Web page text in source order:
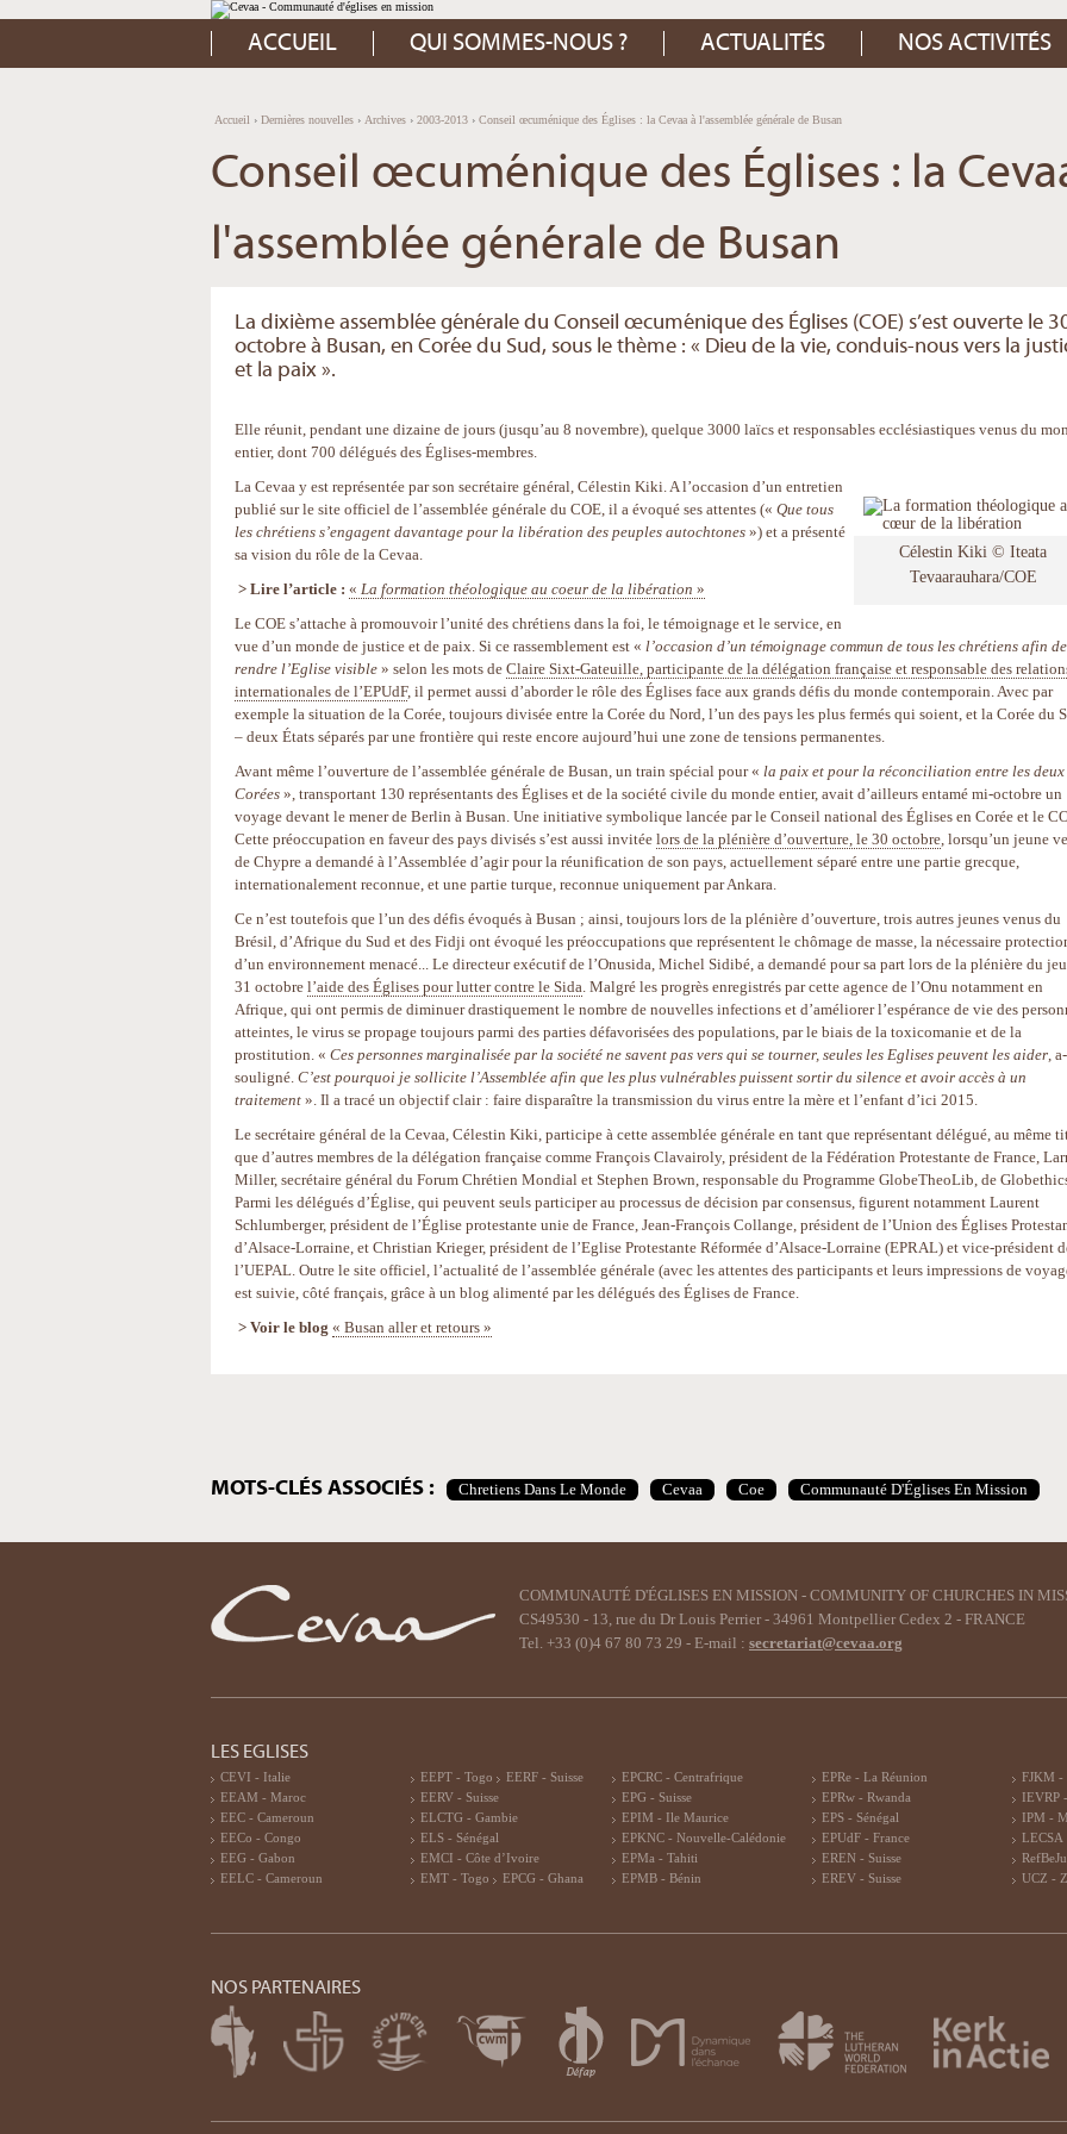
Aller
au
contenu.
Aller
à
Outils
personnels
ACCUEIL QUI SOMMES-NOUS ? ACTUALITÉS NOS ACTIVITÉS
Accueil › Dernières nouvelles › Archives › 2003-2013 › Conseil œcuménique des Églises : la Cevaa à l'assemblée générale de Busan
Conseil œcuménique des Églises : la
l'assemblée générale de Busan
La dixième assemblée générale du Conseil œcuménique des Églises (COE) s’est ouverte le
octobre à Busan, en Corée du Sud, sous le thème : « Dieu de la vie, conduis-nous vers la
et la paix ».
Elle réunit, pendant une dizaine de jours (jusqu’au 8 novembre), quelque 3000 laïcs et responsables ecclésiastiques venus du
entier, dont 700 délégués des Églises-membres.
Célestin Kiki © Iteata
Tevaarauhara/COE
La Cevaa y est représentée par son secrétaire général, Célestin Kiki. A l’occasion d’un entretien
publié sur le site officiel de l’assemblée générale du COE, il a évoqué ses attentes (« Que tous
les chrétiens s’engagent davantage pour la libération des peuples autochtones ») et a présenté
sa vision du rôle de la Cevaa.
> Lire l’article : « La formation théologique au coeur de la libération »
Le COE s’attache à promouvoir l’unité des chrétiens dans la foi, le témoignage et le service, en
vue d’un monde de justice et de paix. Si ce rassemblement est « l’occasion d’un témoignage commun de tous les chrétiens afin de
rendre l’Eglise visible » selon les mots de Claire Sixt-Gateuille, participante de la délégation française et responsable des
internationales de l’EPUdF, il permet aussi d’aborder le rôle des Églises face aux grands défis du monde contemporain. Avec par
exemple la situation de la Corée, toujours divisée entre la Corée du Nord, l’un des pays les plus fermés qui soient, et la Corée du
– deux États séparés par une frontière qui reste encore aujourd’hui une zone de tensions permanentes.
Avant même l’ouverture de l’assemblée générale de Busan, un train spécial pour « la paix et pour la réconciliation entre les deux
Corées », transportant 130 représentants des Églises et de la société civile du monde entier, avait d’ailleurs entamé mi-octobre un
voyage devant le mener de Berlin à Busan. Une initiative symbolique lancée par le Conseil national des Églises en Corée et le
Cette préoccupation en faveur des pays divisés s’est aussi invitée lors de la plénière d’ouverture, le 30 octobre, lorsqu’un jeune
de Chypre a demandé à l’Assemblée d’agir pour la réunification de son pays, actuellement séparé entre une partie grecque,
internationalement reconnue, et une partie turque, reconnue uniquement par Ankara.
Ce n’est toutefois que l’un des défis évoqués à Busan ; ainsi, toujours lors de la plénière d’ouverture, trois autres jeunes venus du
Brésil, d’Afrique du Sud et des Fidji ont évoqué les préoccupations que représentent le chômage de masse, la nécessaire
d’un environnement menacé... Le directeur exécutif de l’Onusida, Michel Sidibé, a demandé pour sa part lors de la plénière du
31 octobre l’aide des Églises pour lutter contre le Sida. Malgré les progrès enregistrés par cette agence de l’Onu notamment en
Afrique, qui ont permis de diminuer drastiquement le nombre de nouvelles infections et d’améliorer l’espérance de vie des
atteintes, le virus se propage toujours parmi des parties défavorisées des populations, par le biais de la toxicomanie et de la
prostitution. « Ces personnes marginalisée par la société ne savent pas vers qui se tourner, seules les Eglises peuvent les aider,
souligné. C’est pourquoi je sollicite l’Assemblée afin que les plus vulnérables puissent sortir du silence et avoir accès à un
traitement ». Il a tracé un objectif clair : faire disparaître la transmission du virus entre la mère et l’enfant d’ici 2015.
Le secrétaire général de la Cevaa, Célestin Kiki, participe à cette assemblée générale en tant que représentant délégué, au même
que d’autres membres de la délégation française comme François Clavairoly, président de la Fédération Protestante de France,
Miller, secrétaire général du Forum Chrétien Mondial et Stephen Brown, responsable du Programme GlobeTheoLib, de
Parmi les délégués d’Église, qui peuvent seuls participer au processus de décision par consensus, figurent notamment Laurent
Schlumberger, président de l’Église protestante unie de France, Jean-François Collange, président de l’Union des Églises
d’Alsace-Lorraine, et Christian Krieger, président de l’Eglise Protestante Réformée d’Alsace-Lorraine (EPRAL) et vice-président
l’UEPAL. Outre le site officiel, l’actualité de l’assemblée générale (avec les attentes des participants et leurs impressions de
est suivie, côté français, grâce à un blog alimenté par les délégués des Églises de France.
> Voir le blog « Busan aller et retours »
MOTS-CLÉS ASSOCIÉS : Chretiens Dans Le Monde Cevaa Coe Communauté D'Églises En Mission
COMMUNAUTÉ D'ÉGLISES EN MISSION - COMMUNITY OF CHURCHES IN
CS49530 - 13, rue du Dr Louis Perrier - 34961 Montpellier Cedex 2 - FRANCE
Tel. +33 (0)4 67 80 73 29 - E-mail : secretariat@cevaa.org
LES EGLISES
CEVI - Italie
EEAM - Maroc
EEC - Cameroun
EECo - Congo
EEG - Gabon
EELC - Cameroun
EEPT - Togo
EERF - Suisse
EERV - Suisse
ELCTG - Gambie
ELS - Sénégal
EMCI - Côte d’Ivoire
EMT - Togo
EPCG - Ghana
EPCRC - Centrafrique
EPG - Suisse
EPIM - Ile Maurice
EPKNC - Nouvelle-Calédonie
EPMa - Tahiti
EPMB - Bénin
EPRe - La Réunion
EPRw - Rwanda
EPS - Sénégal
EPUdF - France
EREN - Suisse
EREV - Suisse
FJKM -
IEVRP
IPM -
LECSA
UCZ -
NOS PARTENAIRES